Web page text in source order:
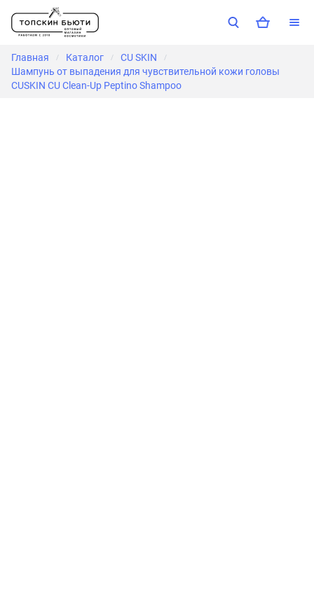
Главная / Каталог / CU SKIN /
Шампунь от выпадения для чувствительной кожи головы
CUSKIN CU Clean-Up Peptino Shampoo